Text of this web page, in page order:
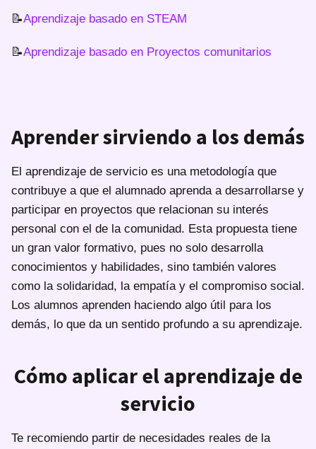
📝Aprendizaje basado en STEAM
📝Aprendizaje basado en Proyectos comunitarios
Aprender sirviendo a los demás
El aprendizaje de servicio es una metodología que
contribuye a que el alumnado aprenda a desarrollarse y
participar en proyectos que relacionan su interés
personal con el de la comunidad. Esta propuesta tiene
un gran valor formativo, pues no solo desarrolla
conocimientos y habilidades, sino también valores
como la solidaridad, la empatía y el compromiso social.
Los alumnos aprenden haciendo algo útil para los
demás, lo que da un sentido profundo a su aprendizaje.
Cómo aplicar el aprendizaje de
servicio
Te recomiendo partir de necesidades reales de la